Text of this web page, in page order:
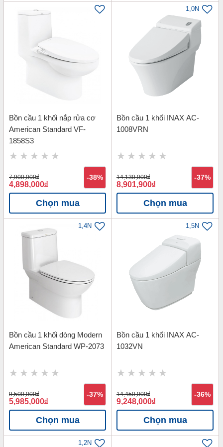
Bồn cầu 1 khối nắp rửa cơ
American Standard VF-
1858S3
7,900,000đ
4,898,000đ
-38%
Chọn mua
1,0N
Bồn cầu 1 khối INAX AC-
1008VRN
14,130,000đ
8,901,900đ
-37%
Chọn mua
1,4N
Bồn cầu 1 khối dòng Modern
American Standard WP-2073
9,500,000đ
5,985,000đ
-37%
Chọn mua
1,5N
Bồn cầu 1 khối INAX AC-
1032VN
14,450,000đ
9,248,000đ
-36%
Chọn mua
1,2N